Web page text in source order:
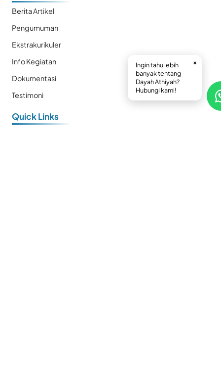
Berita Artikel
Pengumuman
Ekstrakurikuler
Info Kegiatan
Dokumentasi
Testimoni
Quick Links
Ingin tahu lebih
banyak tentang
Dayah Athiyah?
Hubungi kami!
×